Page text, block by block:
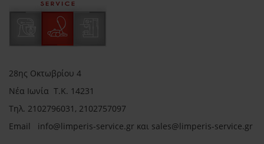
28ης Οκτωβρίου 4
Νέα Ιωνία Τ.Κ. 14231
Τηλ. 2102796031, 2102757097
Email info@limperis-service.gr και sales@limperis-service.gr